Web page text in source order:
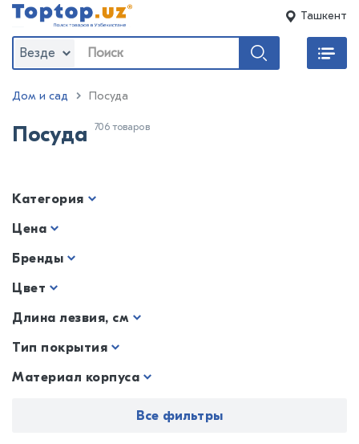
Ташкент
Везде
Дом и сад Посуда
Посуда 706 товаров
Категория
Цена
Бренды
Цвет
Длина лезвия, см
Тип покрытия
Материал корпуса
Все фильтры